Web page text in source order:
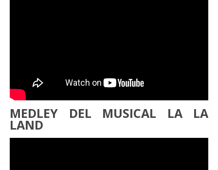
MEDLEY DEL MUSICAL LA LA
LAND